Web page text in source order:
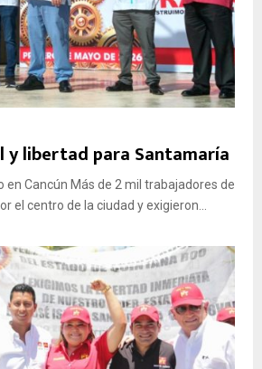
y libertad para Santamaría
en Cancún Más de 2 mil trabajadores de
el centro de la ciudad y exigieron...